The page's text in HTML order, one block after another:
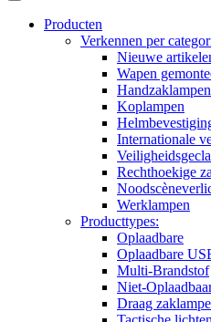
Producten
Verkennen per
Nieuwe
Wapen
Handzaklampen
Koplampen
Internationale
Rechthoekige
Werklampen
Producttypes:
Oplaadbare
Oplaadbare
Multi-Brandstof
Niet-
Draag